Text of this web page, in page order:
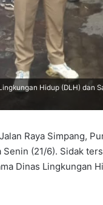
Hidup (DLH) dan
Raya Simpang,
(21/6). Sidak
Dinas Lingkungan